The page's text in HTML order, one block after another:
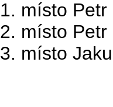
1. místo Petr
2. místo Petr
3. místo